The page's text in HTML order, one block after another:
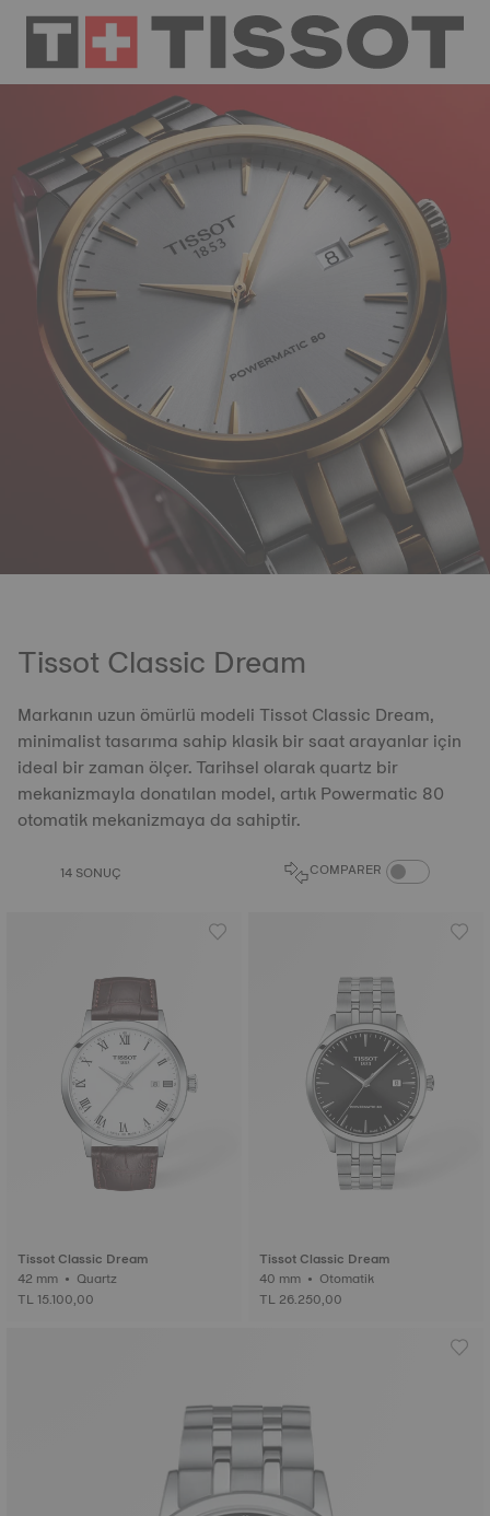
Tissot Classic Dream
Markanın uzun ömürlü modeli Tissot Classic Dream,
minimalist tasarıma sahip klasik bir saat arayanlar için
ideal bir zaman ölçer. Tarihsel olarak quartz bir
mekanizmayla donatılan model, artık Powermatic 80
otomatik mekanizmaya da sahiptir.
14 SONUÇ COMPARER COMPARE
Tissot Classic Dream
42 mm • Quartz
TL 15.100,00
Tissot Classic Dream
40 mm • Otomatik
TL 26.250,00